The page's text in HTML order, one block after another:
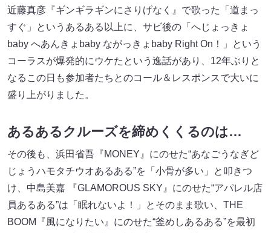
近藤真彦『ギンギラギンにさりげなく』で歌った「道まっ
すぐ」というあるある以上に、サビ後の「へじょっきょ
baby へあんきょbaby ながっきょbaby Right On！」という
コーラスが爆発的にウケたという逸話があり、12年ぶりと
なるこの日も参加者たちとのコール＆レスポンスで大いに
盛り上がりました。
あるあるクルーズを締めくくるのは…
その後も、浜田省吾『MONEY』にのせた“あなごうなぎど
じょうハモタチウオあるある”を「小骨が多い」と叩きつ
け、中島美嘉 『GLAMOROUS SKY』にのせた“アパレル店
員あるある”は「眠れないよ！」とそのまま歌い、THE
BOOM『風になりたい』にのせた“釜めしあるある”を最初